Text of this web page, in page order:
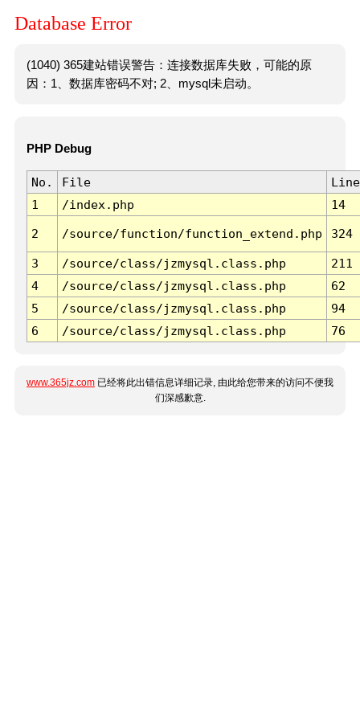
Database Error
(1040) 365建站错误警告：连接数据库失败，可能的原
因：1、数据库密码不对; 2、mysql未启动。
PHP Debug
No. File
Line
1
/index.php 14
2 /source/function/function_extend.php 324
3 /source/class/jzmysql.class.php
211
4
/source/class/jzmysql.class.php
62
5
/source/class/jzmysql.class.php
94
6
/source/class/jzmysql.class.php 76
www.365jz.com 已经将此出错信息详细记录, 由此给您带来的访问不便我
们深感歉意.